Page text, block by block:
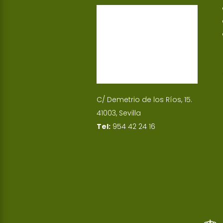
C/ Demetrio de los Ríos, 15.
41003, Sevilla
Tel: 954 42 24 16